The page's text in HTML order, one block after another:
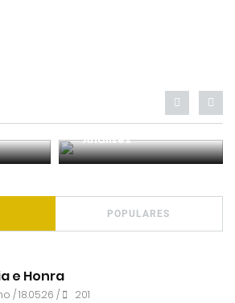
Análises
POPULARES
e Honra
/ 18.05.26 / 201